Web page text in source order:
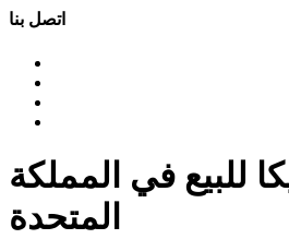
اتصل بنا
للبيع في المملكة
المتحدة